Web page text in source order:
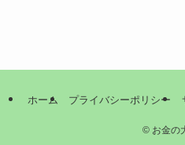
ホーム プライバシーポリシー
©お金の